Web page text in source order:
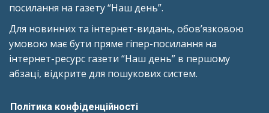
посилання на газету “Наш день”.
Для новинних та інтернет-видань, обов’язковою
умовою має бути пряме гіпер-посилання на
інтернет-ресурс газети “Наш день” в першому
абзаці, відкрите для пошукових систем.
Політика конфіденційності